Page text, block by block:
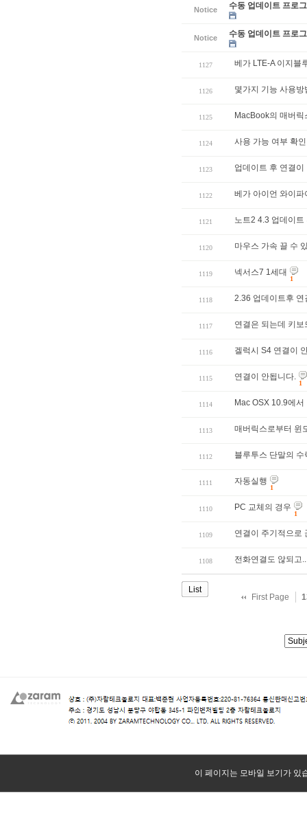
Notice 수동 업데이트 프로
Notice 수동 업데이트 프로
1127 베가 LTE-A 이지블
1126 몇가지 기능 사용방
1125 MacBook의 매버릭
1124 사용 가능 여부 확
1123 업데이트 후 연결이
1122 베가 아이언 와이
1121 노트2 4.3 업데이
1120 마우스 가속 끌 수
1119 넥서스7 1세대
1
1118 2.36 업데이트후 연
1117 연결은 되는데 키
1116 겔럭시 S4 연결이
1115 연결이 안됩니다.
1
1114 Mac OSX 10.9에
1113 매버릭스로부터 윈
1112 블루투스 단말의
1111 자동실행
1
1110 PC 교체의 경우
1
1109 연결이 주기적으로
1108 전화연결도 않되고
List
First Page
이 페이지는 모바일 보기가 있